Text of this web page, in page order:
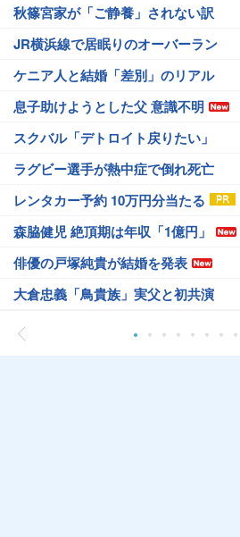
秋篠宮家が「ご静養」されない訳
JR横浜線で居眠りのオーバーラン
ケニア人と結婚「差別」のリアル
息子助けようとした父 意識不明
スクバル「デトロイト戻りたい」
ラグビー選手が熱中症で倒れ死亡
レンタカー予約 10万円分当たる
森脇健児 絶頂期は年収「1億円」
俳優の戸塚純貴が結婚を発表
大倉忠義「鳥貴族」実父と初共演